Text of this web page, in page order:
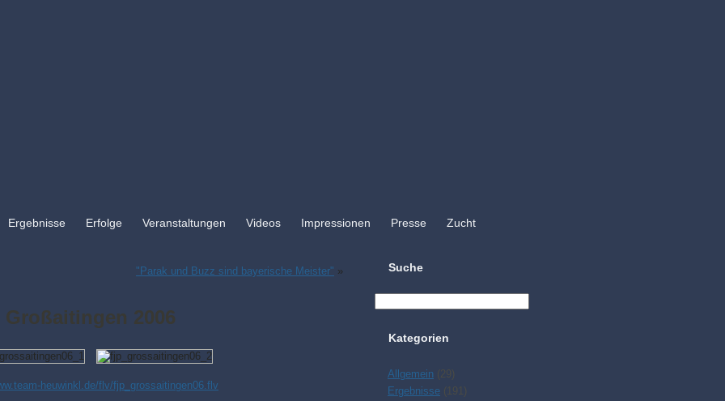
Ergebnisse Erfolge Veranstaltungen Videos Impressionen Presse Zucht
"Parak und Buzz sind bayerische Meister" »
2006
heuwinkl.de/flv/fjp_grossaitingen06.flv
Suche
Kategorien
Allgemein (29)
Ergebnisse (191)